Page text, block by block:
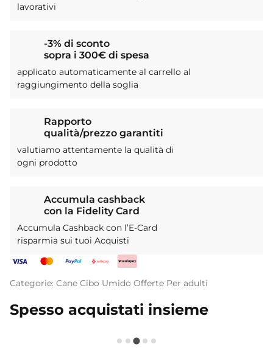
lavorativi
-3% di sconto
sopra i 300€ di spesa
applicato automaticamente al carrello al
raggiungimento della soglia
Rapporto
qualità/prezzo garantiti
valutiamo attentamente la qualità di
ogni prodotto
Accumula cashback
con la Fidelity Card
Accumula Cashback con l’E-Card
risparmia sui tuoi Acquisti
Categorie: Cane Cibo Umido Offerte Per adulti
Spesso acquistati insieme